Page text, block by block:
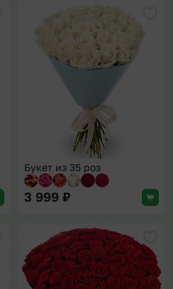
Добавить в избранное
Букет из 35 роз
3 999 ₽
Добавить в избранное